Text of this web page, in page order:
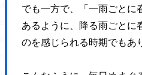
でも一方で、「一雨ごとに
あるように、降る雨ごとに
のを感じられる時期でもあ
display: inline !important;
border: none !important;
box-shadow: none !important;
width: 1em !important;